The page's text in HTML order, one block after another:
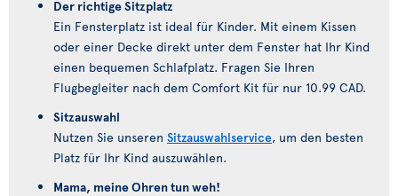
Der richtige Sitzplatz
Ein Fensterplatz ist ideal für Kinder. Mit einem Kissen
oder einer Decke direkt unter dem Fenster hat Ihr Kind
einen bequemen Schlafplatz. Fragen Sie Ihren
Flugbegleiter nach dem Comfort Kit für nur 10.99 CAD.
Sitzauswahl
Nutzen Sie unseren Sitzauswahlservice, um den besten
Platz für Ihr Kind auszuwählen.
Mama, meine Ohren tun weh!